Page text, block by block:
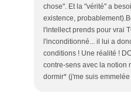
chose". Et la "vérité" a
existence,
l'intellect prends pour vrai
l'inconditionné... il lui a
conditions ! Une réalité !
contre-sens avec la notion
dormir* (j'me suis